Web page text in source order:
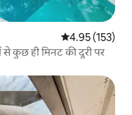
औसत रेटिंग 5 में से
4.95 (153)
कुछ ही मिनट की दूरी पर